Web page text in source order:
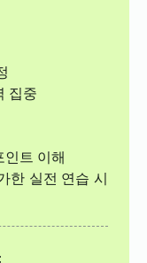
집중
인트 이해
한 실전 연습 시